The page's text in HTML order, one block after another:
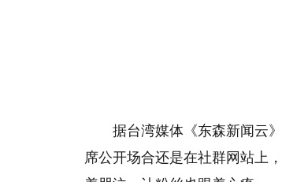
据台湾媒体《东森新闻云
席公开场合还是在社群网站上